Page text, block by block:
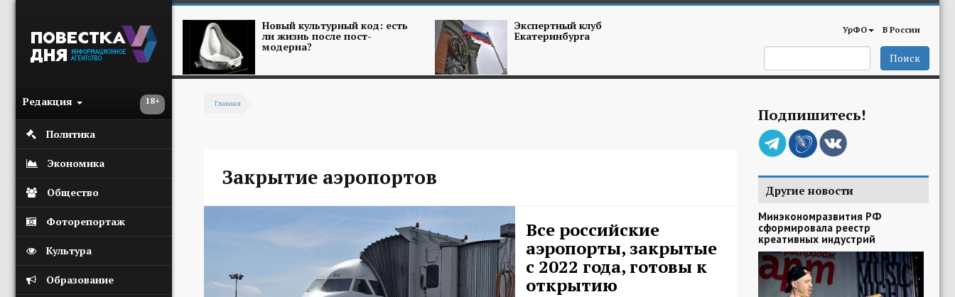
18+
Редакция
Политика
Экономика
Общество
Фоторепортаж
Культура
Образование
Новый культурный код: есть
ли жизнь после пост-
модерна?
Экспертный клуб
Екатеринбурга УрФО В России
Поиск
Главная
Закрытие аэропортов
Все российские
аэропорты, закрытые
с 2022 года, готовы к
открытию
Подпишитесь!
Другие новости
Минэкономразвития РФ
сформировала реестр
креативных индустрий